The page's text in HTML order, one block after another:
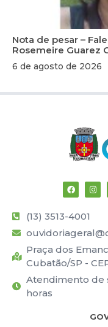
Nota de pesar –
Rosemeire Guarez
6 de agosto de 2026
(13) 3513-4001
Praça dos
Cubatão/SP -
Atendimento de
horas